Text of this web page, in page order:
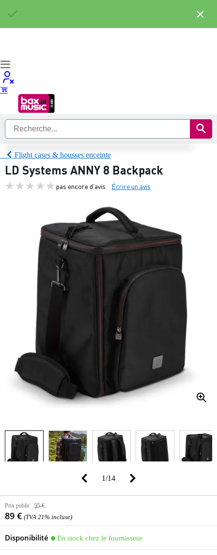
Flight cases & housses enceinte
LD Systems ANNY 8 Backpack
pas encore d'avis Écrire un avis
1/14
Prix public 95 €
89 € (TVA 21% incluse)
Disponibilité En stock chez le fournisseur
×